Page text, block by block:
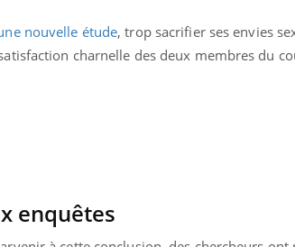
nouvelle étude, trop sacrifier ses envies
charnelle des deux membres du
enquêtes
des Mains :